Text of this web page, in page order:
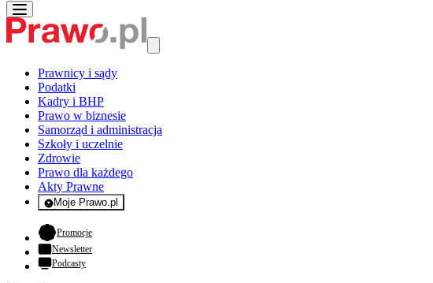
Prawnicy i sądy
Podatki
Kadry i BHP
Prawo w biznesie
Samorząd i administracja
Szkoły i uczelnie
Zdrowie
Prawo dla każdego
Akty Prawne
Moje Prawo.pl
- rejestracja i logowanie do serwisu
Promocje- otwiera się w nowej karcie
Newsletter
Podcasty